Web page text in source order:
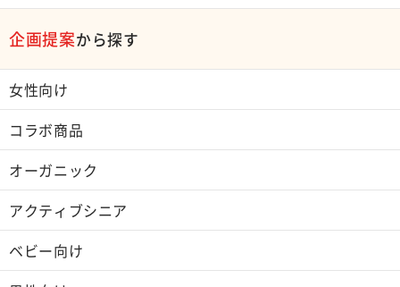
企画提案から探す
女性向け
コラボ商品
オーガニック
アクティブシニア
ベビー向け